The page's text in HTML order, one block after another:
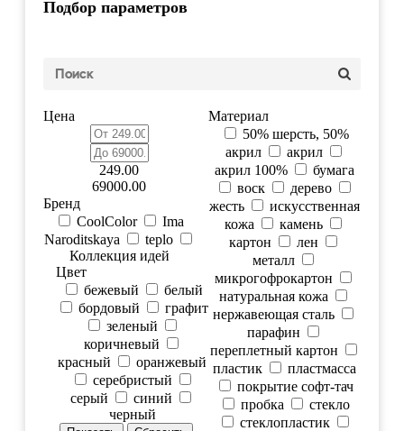
Подбор параметров
Цена
249.00
69000.00
Материал
50% шерсть, 50%
акрил
акрил
акрил 100%
бумага
воск
дерево
жесть
искусственная
кожа
камень
картон
лен
металл
микрогофрокартон
натуральная кожа
нержавеющая сталь
парафин
переплетный картон
пластик
пластмасса
покрытие софт-тач
пробка
стекло
стеклопластик
Бренд
CoolColor
Ima
Naroditskaya
teplo
Коллекция идей
Цвет
бежевый
белый
бордовый
графит
зеленый
коричневый
красный
оранжевый
серебристый
серый
синий
черный